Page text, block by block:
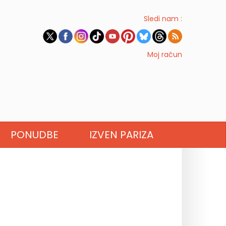
Sledi nam :
Moj račun
PONUDBE IZVEN PARIZA